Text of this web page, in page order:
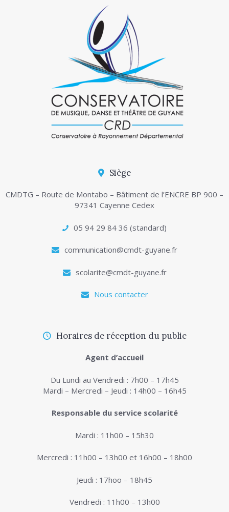
Siège
CMDTG – Route de Montabo – Bâtiment de l’ENCRE BP 900 –
97341 Cayenne Cedex
05 94 29 84 36 (standard)
communication@cmdt-guyane.fr
scolarite@cmdt-guyane.fr
Nous contacter
Horaires de réception du public
Agent d’accueil
Du Lundi au Vendredi : 7h00 – 17h45
Mardi – Mercredi – Jeudi : 14h00 – 16h45
Responsable du service scolarité
Mardi : 11h00 – 15h30
Mercredi : 11h00 – 13h00 et 16h00 – 18h00
Jeudi : 17hoo – 18h45
Vendredi : 11h00 – 13h00